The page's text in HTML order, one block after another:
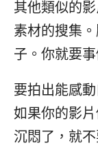
其他類似的
素材的搜集
子。你就要
要拍出能感
如果你的影
沉悶了，就不